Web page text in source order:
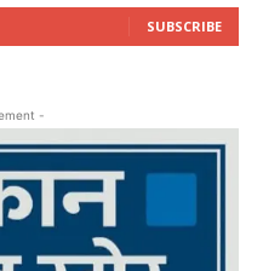
SUBSCRIBE
-